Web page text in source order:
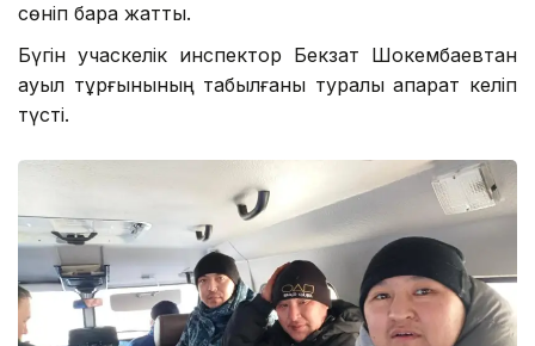
сөніп бара жатты.
Бүгін учаскелік инспектор Бекзат Шокембаевтан
ауыл тұрғынының табылғаны туралы ақпарат келіп
түсті.